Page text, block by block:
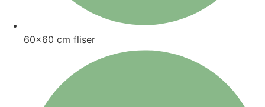
60x60 cm fliser